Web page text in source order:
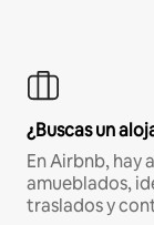
¿Buscas un
En Airbnb,
amueblados,
traslados y